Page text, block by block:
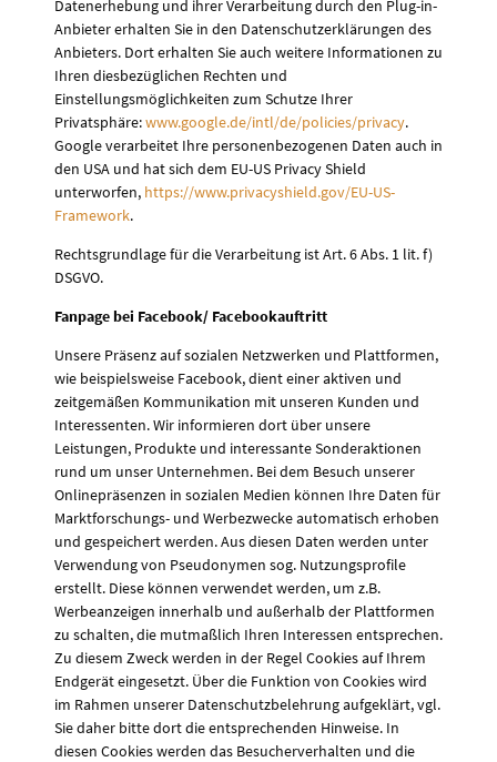
Datenerhebung und ihrer Verarbeitung durch den Plug-in-
Anbieter erhalten Sie in den Datenschutzerklärungen des
Anbieters. Dort erhalten Sie auch weitere Informationen zu
Ihren diesbezüglichen Rechten und
Einstellungsmöglichkeiten zum Schutze Ihrer
Privatsphäre:www.google.de/intl/de/policies/privacy.
Google verarbeitet Ihre personenbezogenen Daten auch in
den USA und hat sich dem EU-US Privacy Shield
unterworfen, https://www.privacyshield.gov/EU-US-
Framework.
Rechtsgrundlage für die Verarbeitung ist Art. 6 Abs. 1 lit. f)
DSGVO.
Fanpage bei Facebook/ Facebookauftritt
Unsere Präsenz auf sozialen Netzwerken und Plattformen,
wie beispielsweise Facebook, dient einer aktiven und
zeitgemäßen Kommunikation mit unseren Kunden und
Interessenten. Wir informieren dort über unsere
Leistungen, Produkte und interessante Sonderaktionen
rund um unser Unternehmen. Bei dem Besuch unserer
Onlinepräsenzen in sozialen Medien können Ihre Daten für
Marktforschungs- und Werbezwecke automatisch erhoben
und gespeichert werden. Aus diesen Daten werden unter
Verwendung von Pseudonymen sog. Nutzungsprofile
erstellt. Diese können verwendet werden, um z.B.
Werbeanzeigen innerhalb und außerhalb der Plattformen
zu schalten, die mutmaßlich Ihren Interessen entsprechen.
Zu diesem Zweck werden in der Regel Cookies auf Ihrem
Endgerät eingesetzt. Über die Funktion von Cookies wird
im Rahmen unserer Datenschutzbelehrung aufgeklärt, vgl.
Sie daher bitte dort die entsprechenden Hinweise. In
diesen Cookies werden das Besucherverhalten und die